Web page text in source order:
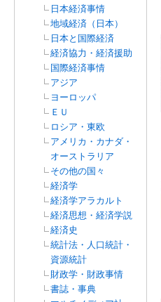
日本経済事情
地域経済（日本）
日本と国際経済
経済協力・経済援助
国際経済事情
アジア
ヨーロッパ
ＥＵ
ロシア・東欧
アメリカ・カナダ・
オーストラリア
その他の国々
経済学
経済学アラカルト
経済思想・経済学説
経済史
統計法・人口統計・
資源統計
財政学・財政事情
書誌・事典